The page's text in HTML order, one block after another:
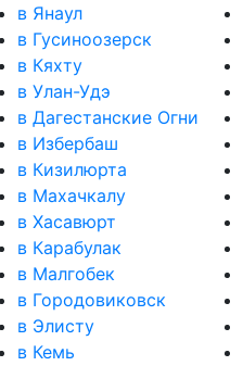
в Янаул
в Гусиноозерск
в Кяхту
в Улан-Удэ
в Дагестанские Огни
в Избербаш
в Кизилюрта
в Махачкалу
в Хасавюрт
в Карабулак
в Малгобек
в Городовиковск
в Элисту
в Кемь